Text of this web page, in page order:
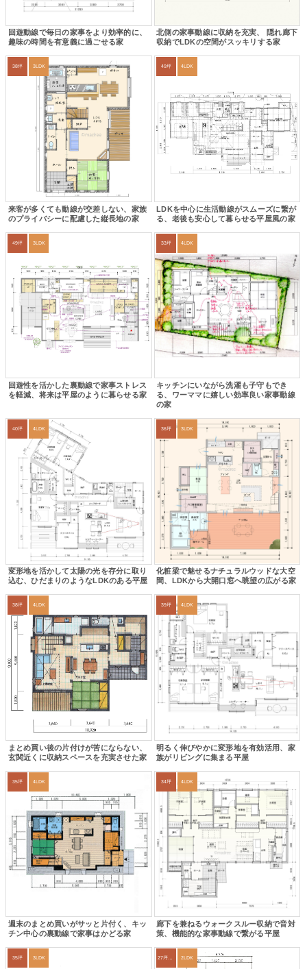
回遊動線で毎日の家事をより効率的に、
趣味の時間を有意義に過ごせる家
北側の家事動線に収納を充実、 隠れ廊下
収納でLDKの空間がスッキリする家
38坪 3LDK
来客が多くても動線が交差しない、家族
のプライバシーに配慮した縦長地の家
49坪 4LDK
LDKを中心に生活動線がスムーズに繋が
る、老後も安心して暮らせる平屋風の家
49坪 3LDK
回遊性を活かした裏動線で家事ストレス
を軽減、将来は平屋のように暮らせる家
33坪 4LDK
キッチンにいながら洗濯も子守もでき
る、ワーママに嬉しい効率良い家事動線
の家
40坪 4LDK
変形地を活かして太陽の光を存分に取り
込む、ひだまりのようなLDKのある平屋
36坪 3LDK
化粧梁で魅せるナチュラルウッドな大空
間、LDKから大開口窓へ眺望の広がる家
38坪 4LDK
まとめ買い後の片付けが苦にならない、
玄関近くに収納スペースを充実させた家
39坪 4LDK
明るく伸びやかに変形地を有効活用、家
族がリビングに集まる平屋
35坪 4LDK
週末のまとめ買いがサッと片付く、キッ
チン中心の裏動線で家事はかどる家
34坪 4LDK
廊下を兼ねるウォークスルー収納で音対
策、機能的な家事動線で繋がる平屋
35坪 3LDK 27坪〜30坪 2LDK